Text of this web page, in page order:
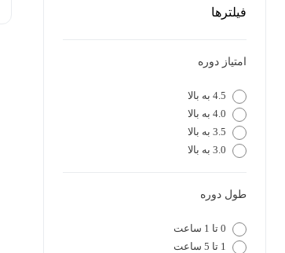
فیلترها
امتیاز دوره
4.5 به بالا
4.0 به بالا
3.5 به بالا
3.0 به بالا
طول دوره
0 تا 1 ساعت
1 تا 5 ساعت